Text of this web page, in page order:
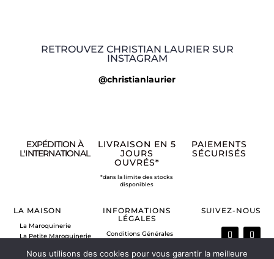
RETROUVEZ CHRISTIAN LAURIER SUR
INSTAGRAM
@christianlaurier
EXPÉDITION À
L'INTERNATIONAL
LIVRAISON EN 5
JOURS
OUVRÉS*
*dans la limite des stocks
disponibles
PAIEMENTS
SÉCURISÉS
LA MAISON
La Maroquinerie
La Petite Maroquinerie
Nous contacter
INFORMATIONS
LÉGALES
Conditions Générales
Mentions légales
SUIVEZ-NOUS
Nous utilisons des cookies pour vous garantir la meilleure